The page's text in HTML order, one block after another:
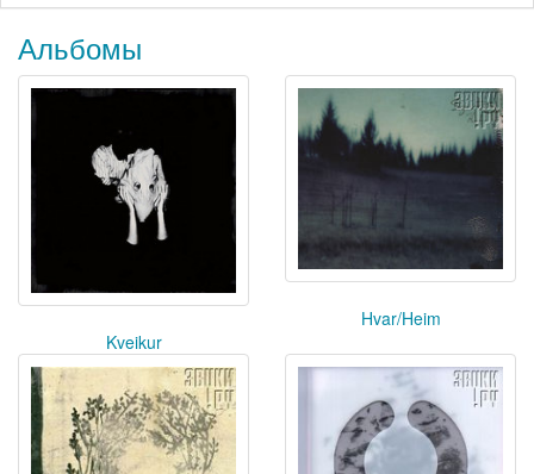
Альбомы
Kveikur
Hvar/Heim